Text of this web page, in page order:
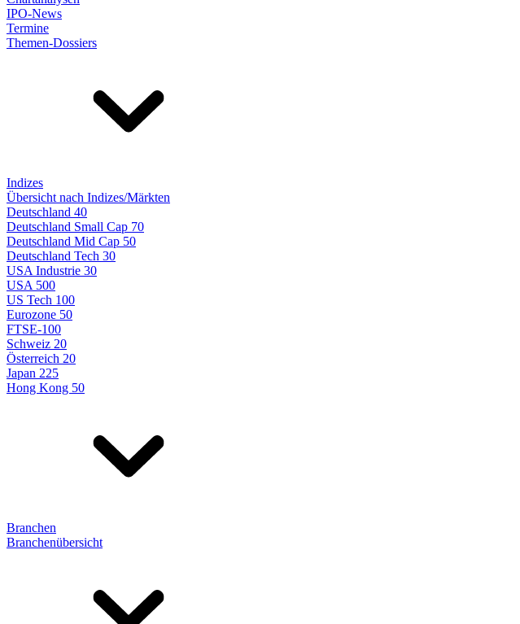
IPO-News
Termine
Themen-Dossiers
Indizes
Übersicht nach Indizes/Märkten
Deutschland 40
Deutschland Small Cap 70
Deutschland Mid Cap 50
Deutschland Tech 30
USA Industrie 30
USA 500
US Tech 100
Eurozone 50
FTSE-100
Schweiz 20
Österreich 20
Japan 225
Hong Kong 50
Branchen
Branchenübersicht